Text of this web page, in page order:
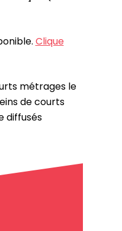
Clique
métrages le
de courts
diffusés